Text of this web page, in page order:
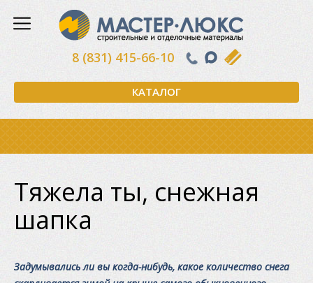
КАТАЛОГ
8 (831) 415-66-10
Тяжела ты, снежная
шапка
Задумывались ли вы когда-нибудь, какое количество снега